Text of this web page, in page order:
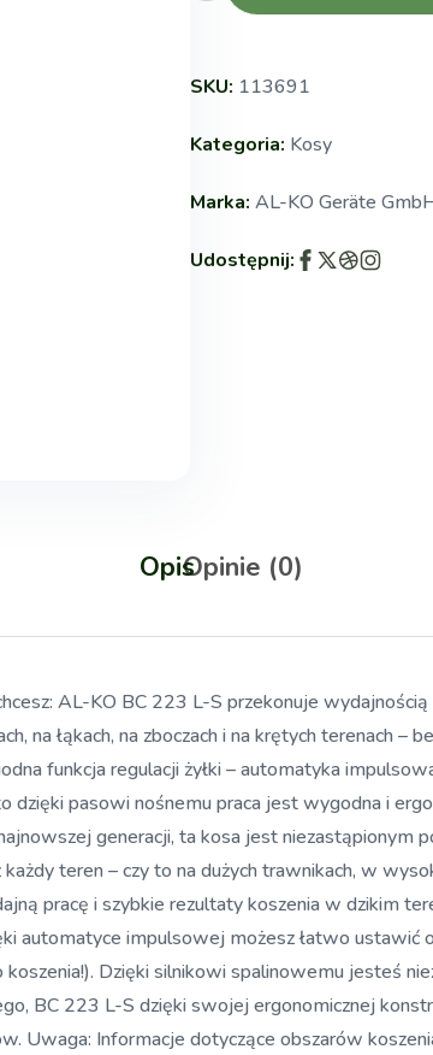
SKU: 113691
Kategoria: Kosy
Marka: AL-KO Geräte
Udostępnij:
OpisOpinie (0)
AL-KO BC 223 L-S przekonuje
na łąkach, na zboczach i na krętych terenach –
funkcja regulacji żyłki – automatyka
dzięki pasowi nośnemu praca jest wygodna i
generacji, ta kosa jest niezastąpionym
teren – czy to na dużych trawnikach, w
pracę i szybkie rezultaty koszenia w dzikim
automatyce impulsowej możesz łatwo ustawić
Dzięki silnikowi spalinowemu jesteś
BC 223 L-S dzięki swojej ergonomicznej
Uwaga: Informacje dotyczące obszarów